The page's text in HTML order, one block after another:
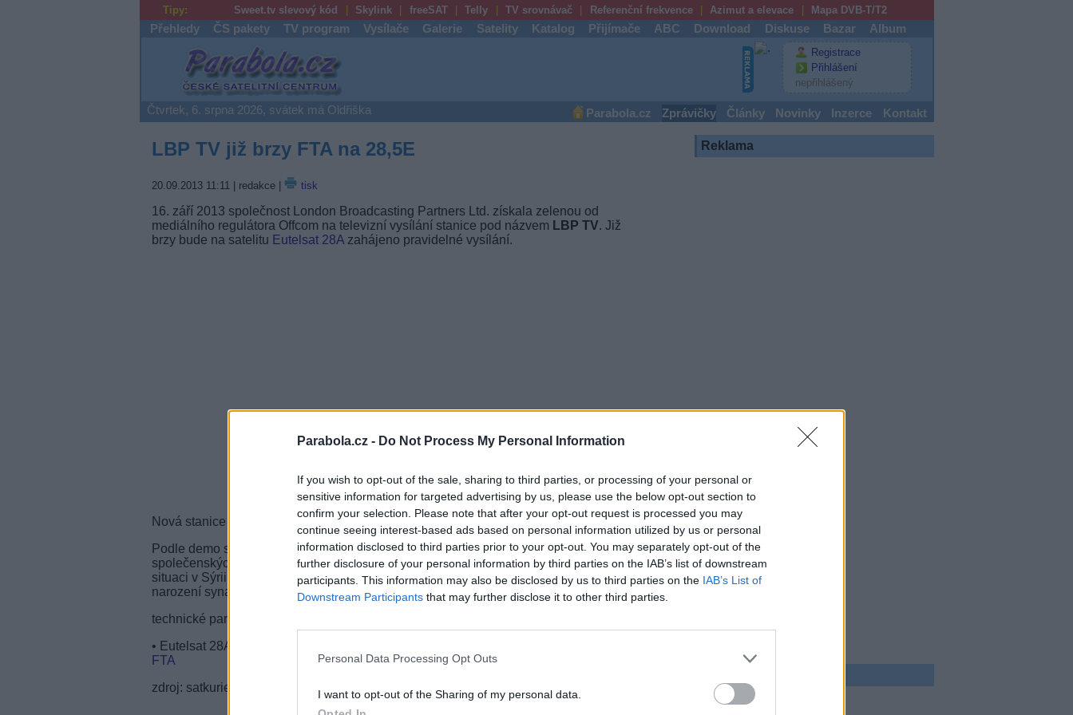
Parabola.cz - Do Not Process My Personal Information
If you wish to opt-out of the sale, sharing to third parties, or processing of your personal or
sensitive information for targeted advertising by us, please use the below opt-out section to
confirm your selection. Please note that after your opt-out request is processed you may
continue seeing interest-based ads based on personal information utilized by us or personal
information disclosed to third parties prior to your opt-out. You may separately opt-out of the
further disclosure of your personal information by third parties on the IAB’s list of downstream
participants. This information may also be disclosed by us to third parties on the IAB’s List of
Downstream Participants that may further disclose it to other third parties.
Personal Data Processing Opt Outs
I want to opt-out of the Sharing of my personal data.
Tipy: Sweet.tv slevový kód Skylink freeSAT Telly TV srovnávač Referenční frekvence Azimut a elevace Mapa DVB-T/T2
Přehledy ČS pakety TV program Vysílače Galerie Satelity Katalog Přijímače ABC Download Diskuse Bazar Album
Parabola.cz
Registrace
Přihlášení
nepřihlášený
Čtvrtek, 6. srpna 2026, svátek má Oldřiška Parabola.cz Zprávičky Články Novinky Inzerce Kontakt
LBP TV již brzy FTA na 28,5E
20.09.2013 11:11 | redakce | tisk
16. září 2013 společnost London Broadcasting Partners Ltd. získala zelenou od
mediálního regulátora Offcom na televizní vysílání stanice pod názvem LBP TV. Již
brzy bude na satelitu Eutelsat 28Azahájeno pravidelné vysílání.
Nová stanice již vysílá krátké propagační materiály.
Podle demo smyčky stanice bude LBP TV vysílat mj. reportáže o událostech a
společenských problémech na světě. Nebudou chybět ani dramatická témata (o složité
situaci v Sýrii či lesních požárech ve státě Colorado) a i pozitivní témata (např.
narození syna Kate a Williama).
technické parametry:
• Eutelsat 28A (
FTA
zdroj: satkurier.pl
Reklama